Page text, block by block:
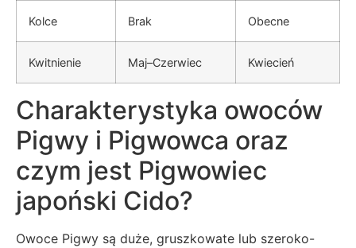
Kolce Brak Obecne
Kwitnienie Maj–Czerwiec Kwiecień
Charakterystyka owoców
Pigwy i Pigwowca oraz
czym jest Pigwowiec
japoński Cido?
Owoce Pigwy są duże, gruszkowate lub szeroko-